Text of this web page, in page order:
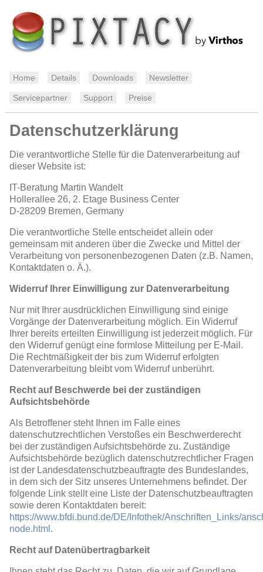
Home Details Downloads Newsletter
Servicepartner Support Preise
Datenschutzerklärung
Die verantwortliche Stelle für die Datenverarbeitung auf
dieser Website ist:
IT-Beratung Martin Wandelt
Hollerallee 26, 2. Etage Business Center
D-28209 Bremen, Germany
Die verantwortliche Stelle entscheidet allein oder
gemeinsam mit anderen über die Zwecke und Mittel der
Verarbeitung von personenbezogenen Daten (z.B. Namen,
Kontaktdaten o. Ä.).
Widerruf Ihrer Einwilligung zur Datenverarbeitung
Nur mit Ihrer ausdrücklichen Einwilligung sind einige
Vorgänge der Datenverarbeitung möglich. Ein Widerruf
Ihrer bereits erteilten Einwilligung ist jederzeit möglich. Für
den Widerruf genügt eine formlose Mitteilung per E-Mail.
Die Rechtmäßigkeit der bis zum Widerruf erfolgten
Datenverarbeitung bleibt vom Widerruf unberührt.
Recht auf Beschwerde bei der zuständigen
Aufsichtsbehörde
Als Betroffener steht Ihnen im Falle eines
datenschutzrechtlichen Verstoßes ein Beschwerderecht
bei der zuständigen Aufsichtsbehörde zu. Zuständige
Aufsichtsbehörde bezüglich datenschutzrechtlicher Fragen
ist der Landesdatenschutzbeauftragte des Bundeslandes,
in dem sich der Sitz unseres Unternehmens befindet. Der
folgende Link stellt eine Liste der Datenschutzbeauftragten
sowie deren Kontaktdaten bereit:
https://www.bfdi.bund.de/DE/Infothek/Anschriften_Links/
node.html .
Recht auf Datenübertragbarkeit